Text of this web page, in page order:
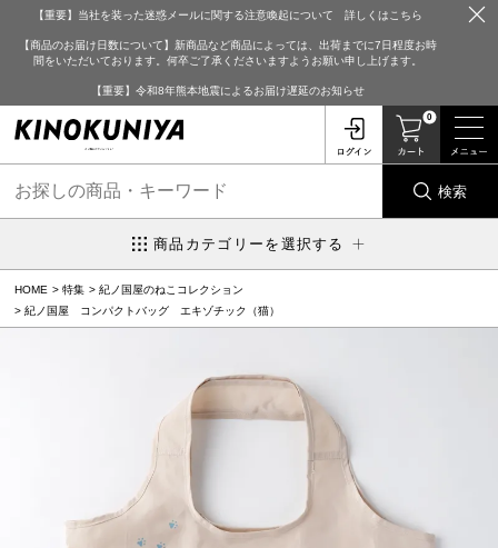
【重要】当社を装った迷惑メールに関する注意喚起について 詳しくはこちら
【商品のお届け日数について】新商品など商品によっては、出荷までに7日程度お時
間をいただいております。何卒ご了承くださいますようお願い申し上げます。
【重要】令和8年熊本地震によるお届け遅延のお知らせ
0
検索
商品カテゴリーを選択する
HOME 特集
紀ノ国屋のねこコレクション
紀ノ国屋 コンパクトバッグ エキゾチック（猫）